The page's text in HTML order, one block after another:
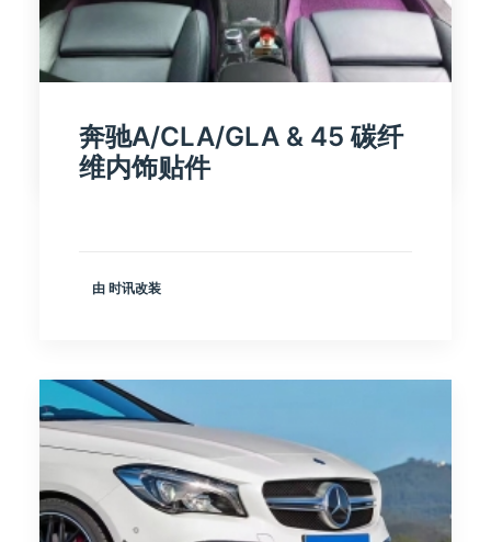
由 时讯改装
奔驰A/CLA/GLA & 45 碳纤
维内饰贴件
由 时讯改装